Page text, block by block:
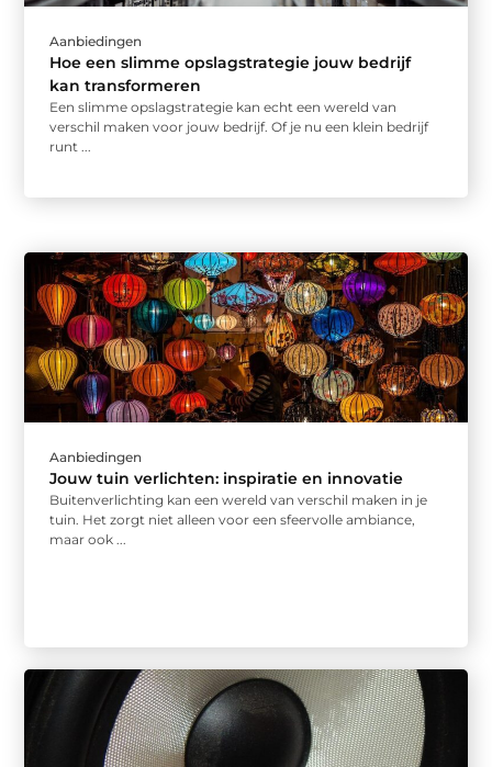
Aanbiedingen
Hoe een slimme opslagstrategie jouw bedrijf
kan transformeren
Een slimme opslagstrategie kan echt een wereld van
verschil maken voor jouw bedrijf. Of je nu een klein bedrijf
runt ...
Aanbiedingen
Jouw tuin verlichten: inspiratie en innovatie
Buitenverlichting kan een wereld van verschil maken in je
tuin. Het zorgt niet alleen voor een sfeervolle ambiance,
maar ook ...